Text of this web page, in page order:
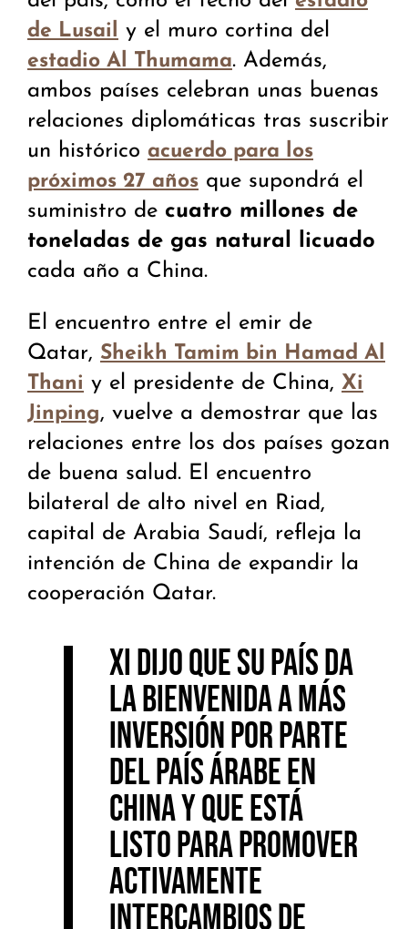
de Lusail y el muro cortina del
estadio Al Thumama. Además,
ambos países celebran unas buenas
relaciones diplomáticas tras suscribir
un histórico acuerdo para los
próximos 27 años que supondrá el
suministro de cuatro millones de
toneladas de gas natural licuado
cada año a China.
El encuentro entre el emir de
Qatar, Sheikh Tamim bin Hamad Al
Thani y el presidente de China, Xi
Jinping, vuelve a demostrar que las
relaciones entre los dos países gozan
de buena salud. El encuentro
bilateral de alto nivel en Riad,
capital de Arabia Saudí, refleja la
intención de China de expandir la
cooperación Qatar.
Xi dijo que su país da
la bienvenida a más
inversión por parte
del país árabe en
China y que está
listo para promover
activamente
intercambios de